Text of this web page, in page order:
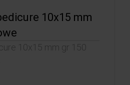
10x15 mm
10x15 mm gr 150